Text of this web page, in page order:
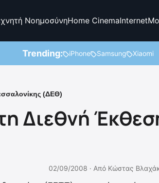
ΝοημοσύνηHome CinemaInternet
Trending: iPhone Samsung Xiaomi
(ΔΕΘ)
Διεθνή
02/09/2008 · Από Κώστας